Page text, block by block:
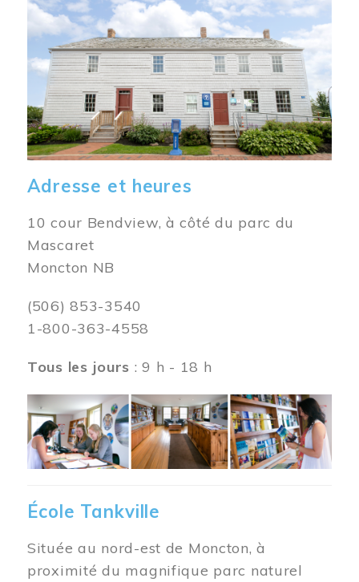
Adresse et heures
10 cour Bendview, à côté du parc du
Mascaret
Moncton NB
(506) 853-3540
1-800-363-4558
Tous les jours : 9 h - 18 h
Image
École Tankville
Située au nord-est de Moncton, à
proximité du magnifique parc naturel